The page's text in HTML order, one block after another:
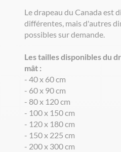
Le drapeau du Canada est
différentes, mais d'autres
possibles sur demande.
Les tailles disponibles du
mât :
- 40 x 60 cm
- 60 x 90 cm
- 80 x 120 cm
- 100 x 150 cm
- 120 x 180 cm
- 150 x 225 cm
- 200 x 300 cm